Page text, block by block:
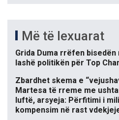
Më të lexuarat
Grida Duma rrëfen bisedën
lashë politikën për Top
Zbardhet skema e
Martesa të rreme me
luftë, arsyeja: Përfitimi i
kompensim në rast